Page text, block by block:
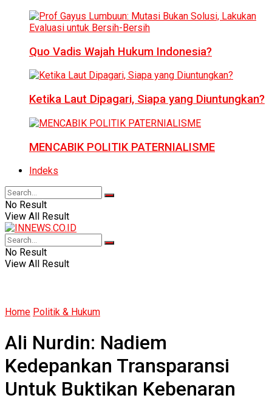
Quo Vadis Wajah Hukum Indonesia?
Ketika Laut Dipagari, Siapa yang Diuntungkan?
MENCABIK POLITIK PATERNIALISME
Indeks
No Result
View All Result
No Result
View All Result
Home Politik & Hukum
Ali Nurdin: Nadiem
Kedepankan Transparansi
Untuk Buktikan Kebenaran